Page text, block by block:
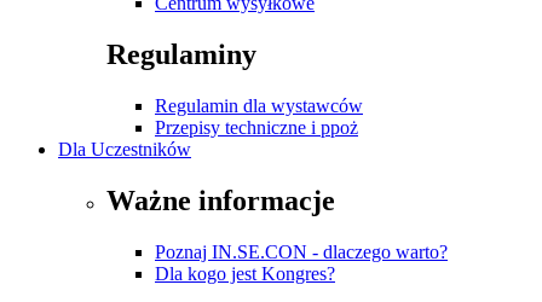
Regulaminy
Regulamin dla wystawców
Przepisy techniczne i ppoż
Dla Uczestników
Ważne informacje
Poznaj IN.SE.CON - dlaczego warto?
Dla kogo jest Kongres?